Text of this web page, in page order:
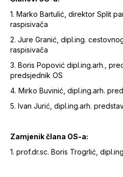
1. Marko Bartulić, direktor Split
raspisivača
2. Jure Granić, dipl.ing.
raspisivača
3. Boris Popović dipl.ing.arh.,
predsjednik OS
4. Mirko Buvinić, dipl.ing.arh.
5. Ivan Jurić, dipl.ing.arh.
Zamjenik člana OS-a:
1. prof.dr.sc. Boris Trogrlić,